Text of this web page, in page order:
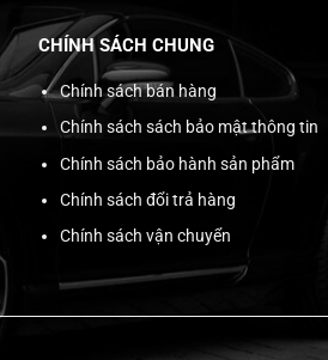
CHÍNH SÁCH CHUNG
Chính sách bán hàng
Chính sách sách bảo mật thông tin
Chính sách bảo hành sản phẩm
Chính sách đổi trả hàng
Chính sách vận chuyển